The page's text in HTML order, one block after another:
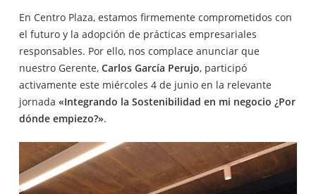
En Centro Plaza, estamos firmemente comprometidos con
el futuro y la adopción de prácticas empresariales
responsables. Por ello, nos complace anunciar que
nuestro Gerente, Carlos García Perujo, participó
activamente este miércoles 4 de junio en la relevante
jornada «Integrando la Sostenibilidad en mi negocio ¿Por
dónde empiezo?».